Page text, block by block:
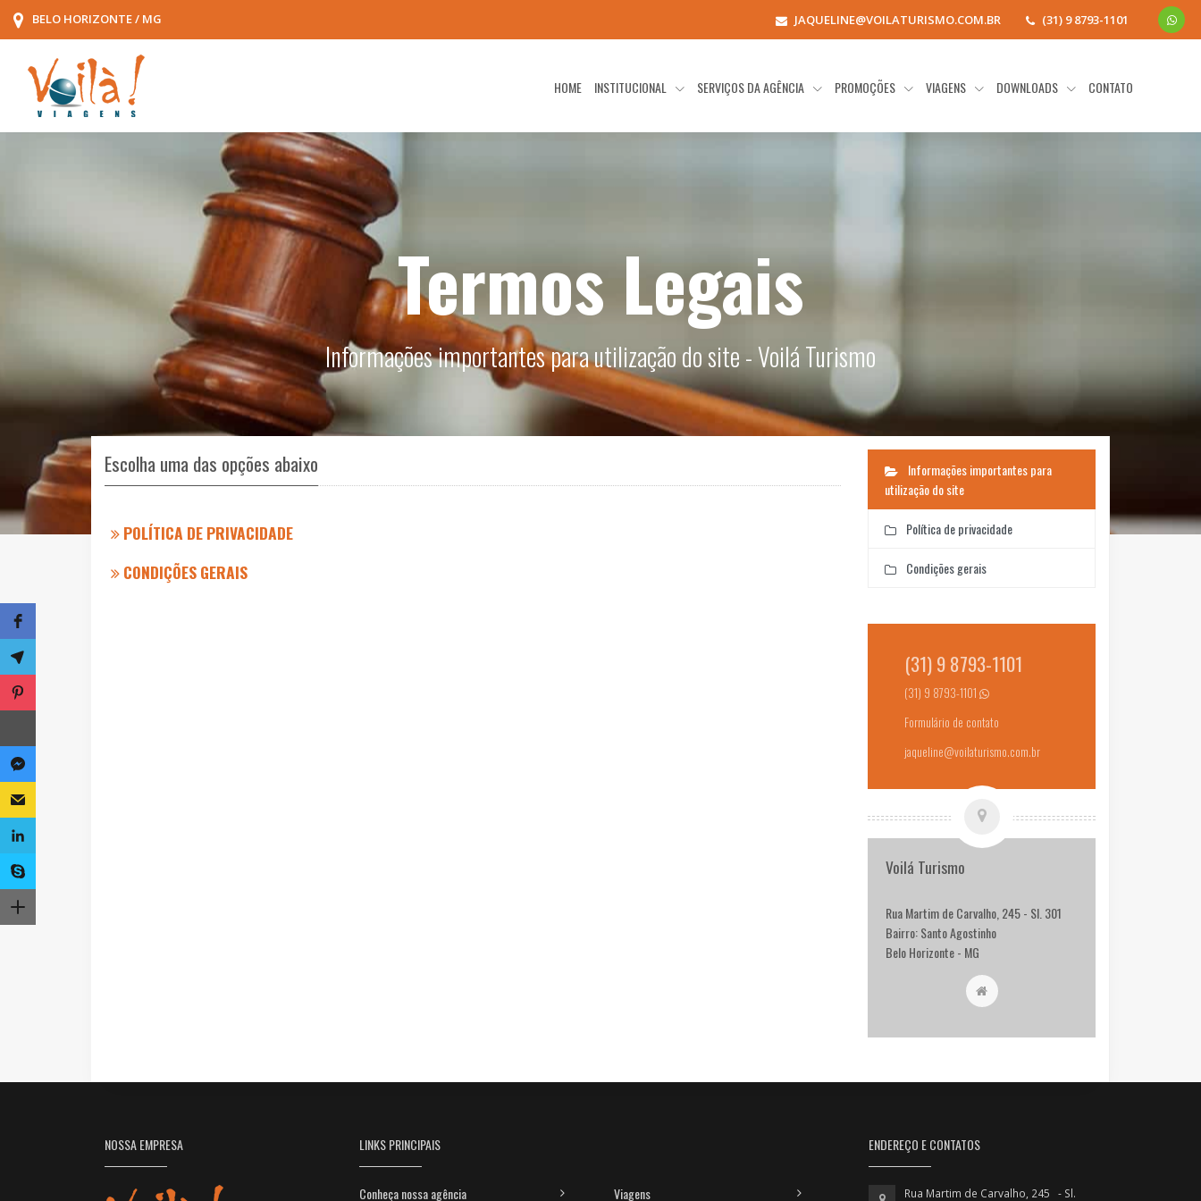
BELO HORIZONTE / MG JAQUELINE@VOILATURISMO.COM.BR (31) 9 8793-1101
HOME INSTITUCIONAL SERVIÇOS DA AGÊNCIA PROMOÇÕES VIAGENS DOWNLOADS CONTATO
Termos Legais
Informações importantes para utilização do site - Voilá Turismo
Escolha uma das opções abaixo
POLÍTICA DE PRIVACIDADE
CONDIÇÕES GERAIS
Informações importantes para
utilização do site
Política de privacidade
Condições gerais
(31) 9 8793-1101
(31) 9 8793-1101
Formulário de contato
jaqueline@voilaturismo.com.br
Voilá Turismo
Rua Martim de Carvalho, 245 - Sl. 301
Bairro: Santo Agostinho
Belo Horizonte - MG
NOSSA EMPRESA LINKS PRINCIPAIS
Conheça nossa agência Viagens
ENDEREÇO E CONTATOS
Rua Martim de Carvalho, 245 - Sl.